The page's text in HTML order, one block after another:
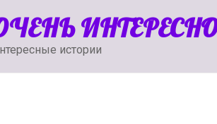
истории